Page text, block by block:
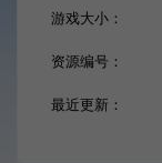
游戏大小：
资源编号：
最近更新：